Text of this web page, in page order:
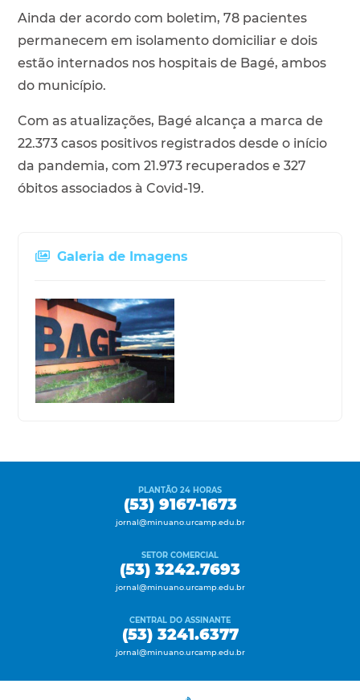
Ainda der acordo com boletim, 78 pacientes
permanecem em isolamento domiciliar e dois
estão internados nos hospitais de Bagé, ambos
do município.
Com as atualizações, Bagé alcança a marca de
22.373 casos positivos registrados desde o início
da pandemia, com 21.973 recuperados e 327
óbitos associados à Covid-19.
Galeria de Imagens
PLANTÃO 24 HORAS
(53) 9167-1673
jornal@minuano.urcamp.edu.br
SETOR COMERCIAL
(53) 3242.7693
jornal@minuano.urcamp.edu.br
CENTRAL DO ASSINANTE
(53) 3241.6377
jornal@minuano.urcamp.edu.br